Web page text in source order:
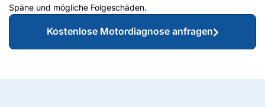
Späne und mögliche Folgeschäden.
Kostenlose Motordiagnose anfragen